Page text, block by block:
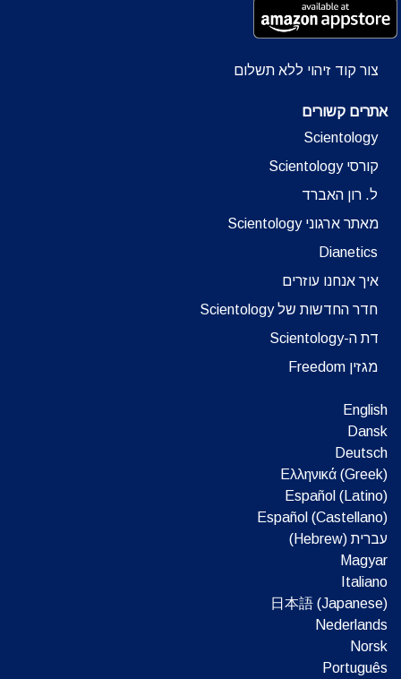
צור קוד זיהוי ללא תשלום
אתרים קשורים
Scientology
קורסי Scientology
ל. רון האברד
מאתר ארגוני Scientology
Dianetics
איך אנחנו עוזרים
חדר החדשות של Scientology
דת ה-Scientology
מגזין Freedom
English
Dansk
Deutsch
Ελληνικά (Greek)
Español (Latino)
Español (Castellano)
עברית (Hebrew)‏
Magyar
Italiano
日本語 (Japanese)
Nederlands
Norsk
Português